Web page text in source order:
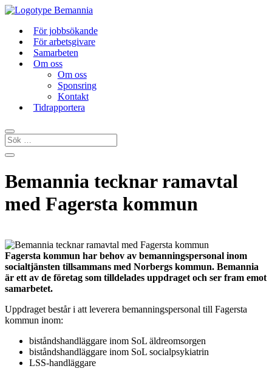
För jobbsökande
För arbetsgivare
Samarbeten
Om oss
Om oss
Sponsring
Kontakt
Tidrapportera
Bemannia tecknar ramavtal
med Fagersta kommun
Fagersta kommun har behov av bemanningspersonal inom
socialtjänsten tillsammans med Norbergs kommun. Bemannia
är ett av de företag som tilldelades uppdraget och ser fram emot
samarbetet.
Uppdraget består i att leverera bemanningspersonal till Fagersta
kommun inom:
biståndshandläggare inom SoL äldreomsorgen
biståndshandläggare inom SoL socialpsykiatrin
LSS-handläggare